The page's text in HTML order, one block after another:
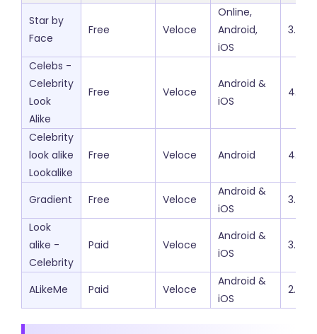
Star by
Face
Free Veloce
Online,
Android,
iOS
3.5
Celebs -
Celebrity
Look
Alike
Free Veloce
Android &
iOS
4.2
Celebrity
look alike
Lookalike
Free Veloce Android 4.0
Gradient Free Veloce
Android &
iOS
3.8
Look
alike -
Celebrity
Paid Veloce
Android &
iOS
3.7
ALikeMe Paid Veloce
Android &
iOS
2.0